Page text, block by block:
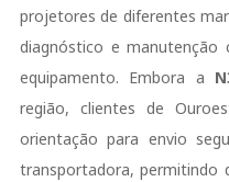
projetores de diferentes
diagnóstico e manutenção
equipamento. Embora a
região, clientes de
orientação para envio
transportadora, permitindo